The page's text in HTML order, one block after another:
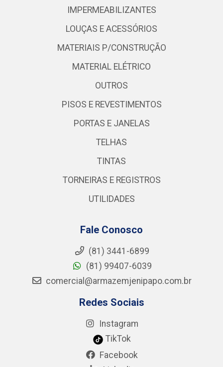
IMPERMEABILIZANTES
LOUÇAS E ACESSÓRIOS
MATERIAIS P/CONSTRUÇÃO
MATERIAL ELÉTRICO
OUTROS
PISOS E REVESTIMENTOS
PORTAS E JANELAS
TELHAS
TINTAS
TORNEIRAS E REGISTROS
UTILIDADES
Fale Conosco
(81) 3441-6899
(81) 99407-6039
comercial@armazemjenipapo.com.br
Redes Sociais
Instagram
TikTok
Facebook